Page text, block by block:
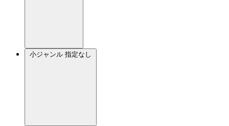
小ジャンル 指定なし